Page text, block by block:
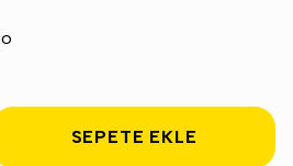
SEPETE EKLE